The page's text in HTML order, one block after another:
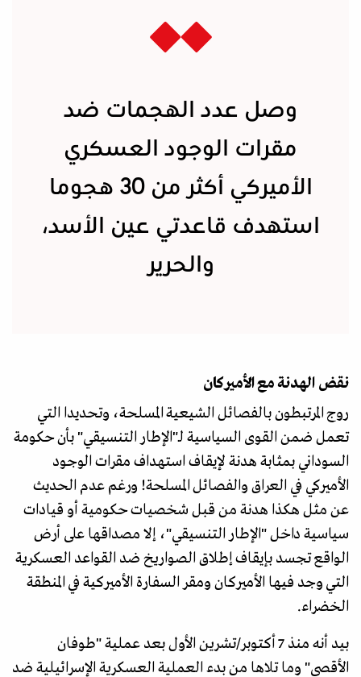
وصل عدد الهجمات ضد
مقرات الوجود العسكري
الأميركي أكثر من 30 هجوما
استهدف قاعدتي عين الأسد،
والحرير
نقض الهدنة مع الأميركان
روج المرتبطون بالفصائل الشيعية المسلحة، وتحديدا التي
تعمل ضمن القوى السياسية لـ"الإطار التنسيقي" بأن حكومة
السوداني بمثابة هدنة لإيقاف استهداف مقرات الوجود
الأميركي في العراق والفصائل المسلحة! ورغم عدم الحديث
عن مثل هكذا هدنة من قبل شخصيات حكومية أو قيادات
سياسية داخل "الإطار التنسيقي"، إلا مصداقها على أرض
الواقع تجسد بإيقاف إطلاق الصواريخ ضد القواعد العسكرية
التي وجد فيها الأميركان ومقر السفارة الأميركية في المنطقة
الخضراء.
بيد أنه منذ 7 أكتوبر/تشرين الأول بعد عملية "طوفان
الأقصى" وما تلاها من بدء العملية العسكرية الإسرائيلية ضد